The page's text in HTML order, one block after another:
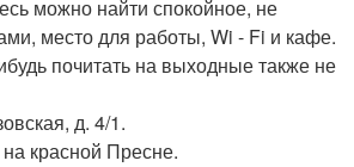
можно найти спокойное, не
место для работы, Wi - Fi и кафе.
почитать на выходные также не
д. 4/1.
красной Пресне.